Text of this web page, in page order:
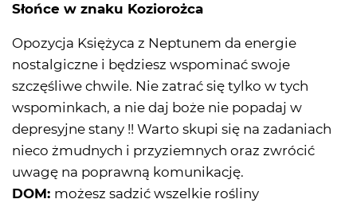
Słońce w znaku Koziorożca
Opozycja Księżyca z Neptunem da energie
nostalgiczne i będziesz wspominać swoje
szczęśliwe chwile. Nie zatrać się tylko w tych
wspominkach, a nie daj boże nie popadaj w
depresyjne stany !! Warto skupi się na zadaniach
nieco żmudnych i przyziemnych oraz zwrócić
uwagę na poprawną komunikację.
DOM: możesz sadzić wszelkie rośliny